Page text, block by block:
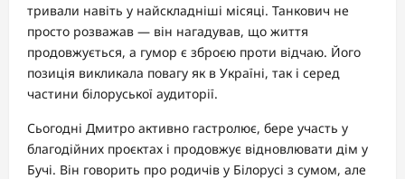
тривали навіть у найскладніші місяці. Танкович не
просто розважав — він нагадував, що життя
продовжується, а гумор є зброєю проти відчаю. Його
позиція викликала повагу як в Україні, так і серед
частини білоруської аудиторії.
Сьогодні Дмитро активно гастролює, бере участь у
благодійних проєктах і продовжує відновлювати дім у
Бучі. Він говорить про родичів у Білорусі з сумом, але